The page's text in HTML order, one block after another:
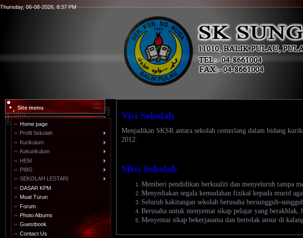
Thursday, 06-08-2026, 8:37 PM
Site menu
Home page
Profil Sekolah
Kurikulum
Kokurikulum
HEM
PIBG
SEKOLAH LESTARI
DASAR KPM
Muat Turun
Forum
Photo Albums
Guestbook
Contact Us
Visi Sekolah
Menjadikan SKSR antara sekolah cemerlang dalam bidang
2012.
Misi Sekolah
Memberi pendidikan berkualiti dan menyeluruh tampa
Menyediakan segala kemudahan fizikal kepada murid
Seluruh kakitangan sekolah berusaha bersungguh-
Berusaha untuk menyemai sikap pelajar yang
Menyemai sikap bekerjasama dan bertolak ansur di